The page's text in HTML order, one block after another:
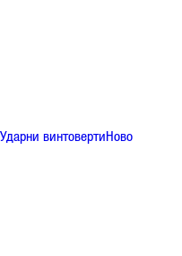
Ударни винтовертиНово